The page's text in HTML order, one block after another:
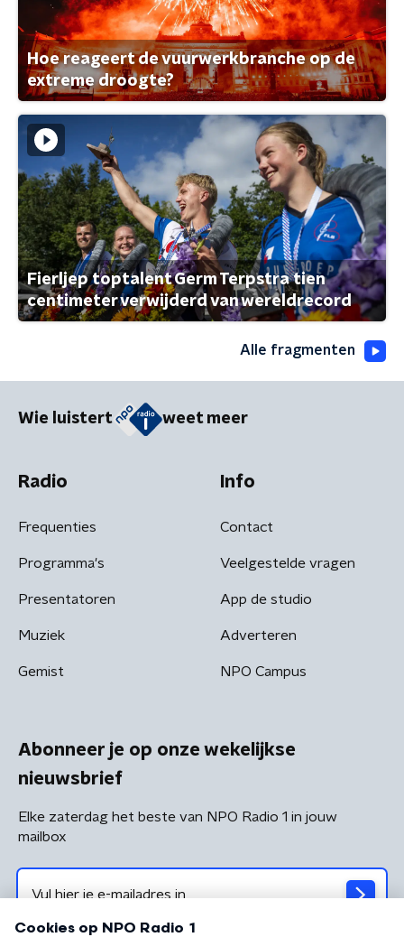
Hoe reageert de vuurwerkbranche op de
extreme droogte?
Fierljep toptalent Germ Terpstra tien
centimeter verwijderd van wereldrecord
Alle fragmenten
Wie luistert weet meer
Radio
Frequenties
Programma's
Presentatoren
Muziek
Gemist
Info
Contact
Veelgestelde vragen
App de studio
Adverteren
NPO Campus
Abonneer je op onze wekelijkse
nieuwsbrief
Elke zaterdag het beste van NPO Radio 1 in jouw
mailbox